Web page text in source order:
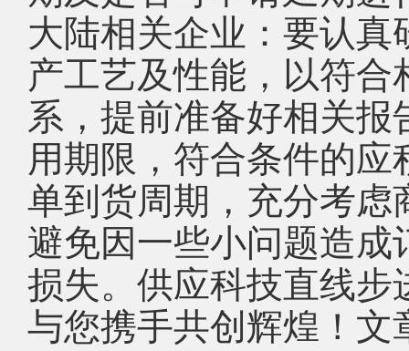
大陆相关企业：要认
产工艺及性能，以符
系，提前准备好相关
用期限，符合条件的
单到货周期，充分考
避免因一些小问题造
损失。供应科技直线
与您携手共创辉煌！